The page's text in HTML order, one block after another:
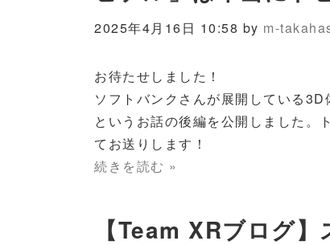
2025年4月16日 10:58 by m-
お待たせしました！
ソフトバンクさんが展開している3D
というお話の後編を公開しました。
てお送りします！
続きを読む »
【Team XRブログ